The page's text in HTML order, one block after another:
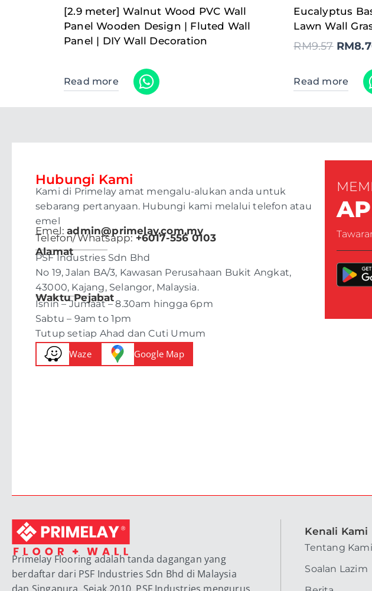
[2.9 meter] Walnut Wood PVC Wall
Panel Wooden Design | Fluted Wall
Panel | DIY Wall Decoration
Read more
Eucalyptus
Lawn Wall
RM9.57
price
was:
RM
Read more
Hubungi Kami
Kami di Primelay amat mengalu-alukan anda untuk
sebarang pertanyaan. Hubungi kami melalui telefon atau
emel
Emel:admin@primelay.com.my
Telefon/Whatsapp:+6017-556 0103
Alamat
PSF Industries Sdn Bhd
No 19, Jalan BA/3, Kawasan Perusahaan Bukit Angkat,
43000, Kajang, Selangor, Malaysia.
Waktu Pejabat
Isnin – Jumaat – 8.30am hingga 6pm
Sabtu – 9am to 1pm
Tutup setiap Ahad dan Cuti Umum
Waze Google Map
Primelay Flooring adalah tanda dagangan yang
berdaftar dari PSF Industries Sdn Bhd di Malaysia
Kenali Kami
Tentang Kami
Soalan Lazim